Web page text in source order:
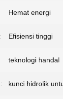
Hemat energi
Efisiensi tinggi
teknologi handal
kunci hidrolik